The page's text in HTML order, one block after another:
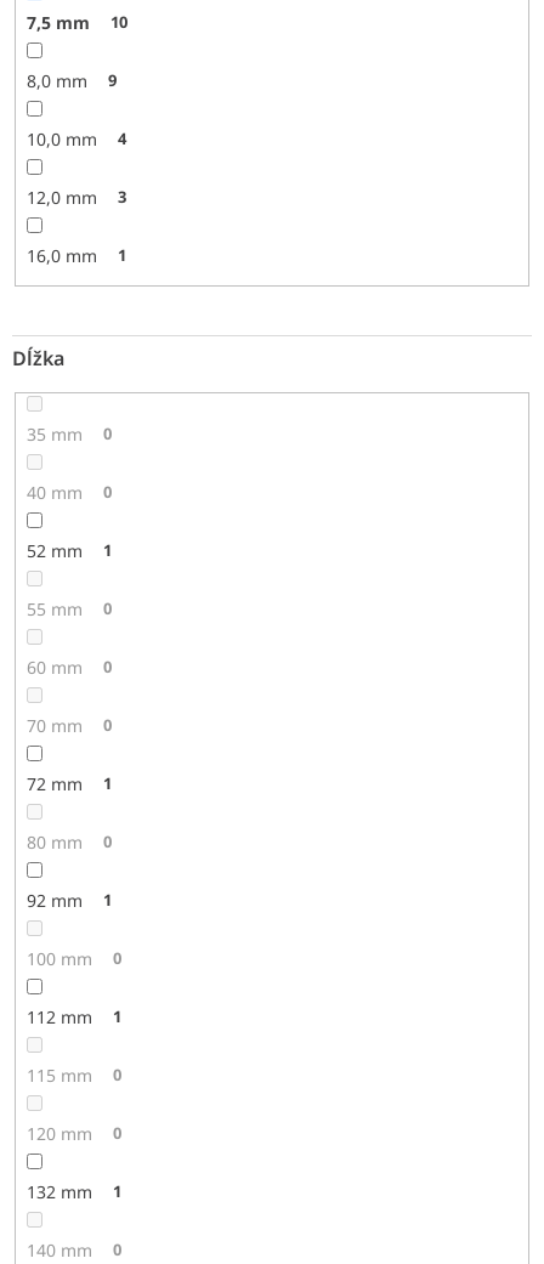
7,5 mm 10
8,0 mm 9
10,0 mm 4
12,0 mm 3
16,0 mm 1
Dĺžka
35 mm 0
40 mm 0
52 mm 1
55 mm 0
60 mm 0
70 mm 0
72 mm 1
80 mm 0
92 mm 1
100 mm 0
112 mm 1
115 mm 0
120 mm 0
132 mm 1
140 mm 0